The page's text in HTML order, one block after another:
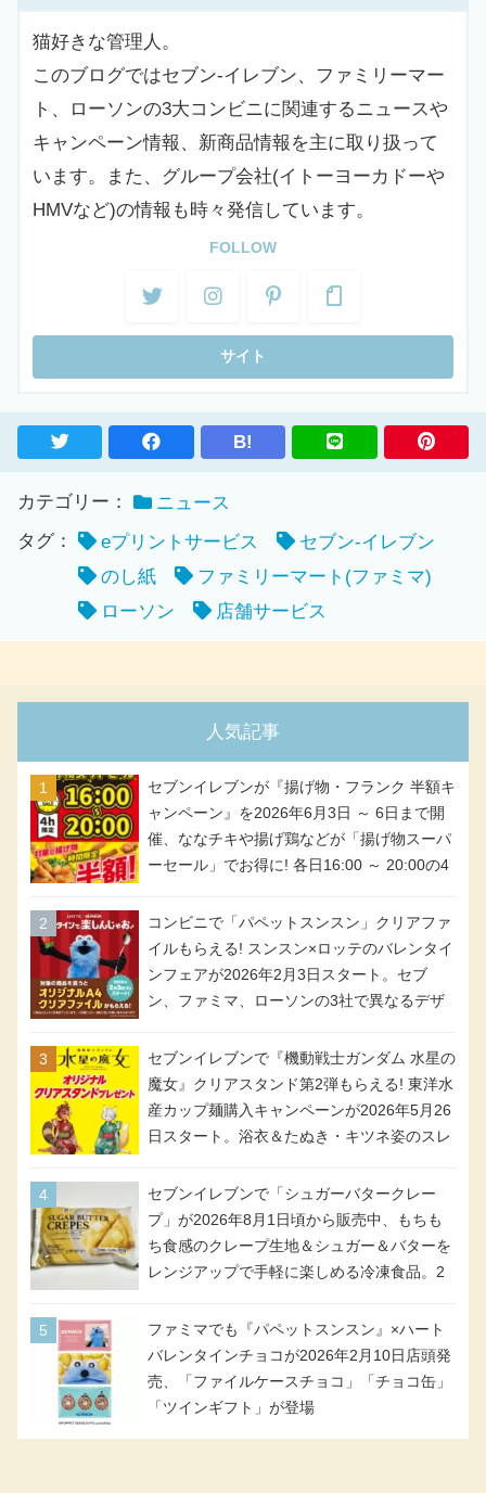
猫好きな管理人。
このブログではセブン-イレブン、ファミリーマー
ト、ローソンの3大コンビニに関連するニュースや
キャンペーン情報、新商品情報を主に取り扱って
います。また、グループ会社(イトーヨーカドーや
HMVなど)の情報も時々発信しています。
FOLLOW
B!
カテゴリー：
ニュース
タグ：
eプリントサービス
セブン-イレブン
のし紙
ファミリーマート(ファミマ)
ローソン
店舗サービス
人気記事
セブンイレブンが『揚げ物・フランク 半額キ
ャンペーン』を2026年6月3日 ～ 6日まで開
催、ななチキや揚げ鶏などが「揚げ物スーパ
ーセール」でお得に! 各日16:00 ～ 20:00の4
アメリカンドッグが税抜き69円!
コンビニで「パペットスンスン」クリアファ
イルもらえる! スンスン×ロッテのバレンタイ
ンフェアが2026年2月3日スタート。セブ
ン、ファミマ、ローソンの3社で異なるデザ
セブンイレブンで『機動戦士ガンダム 水星の
魔女』クリアスタンド第2弾もらえる! 東洋水
産カップ麺購入キャンペーンが2026年5月26
日スタート。浴衣＆たぬき・キツネ姿のスレ
号・5号) / シャディクが全6種のクリアスタ
ンドになって登場!
セブンイレブンで「シュガーバタークレー
プ」が2026年8月1日頃から販売中、もちも
ち食感のクレープ生地＆シュガー＆バターを
レンジアップで手軽に楽しめる冷凍食品。2
ファミマでも『パペットスンスン』×ハート
バレンタインチョコが2026年2月10日店頭発
売、「ファイルケースチョコ」「チョコ缶」
「ツインギフト」が登場